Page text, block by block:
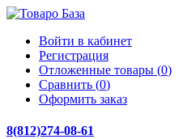
Войти в кабинет
Регистрация
Отложенные товары (0)
Сравнить (0)
Оформить заказ
8(812)274-08-61